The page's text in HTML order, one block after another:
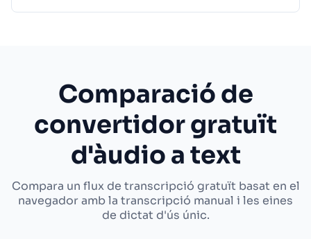
Comparació de
convertidor gratuït
d'àudio a text
Compara un flux de transcripció gratuït basat en el
navegador amb la transcripció manual i les eines
de dictat d'ús únic.